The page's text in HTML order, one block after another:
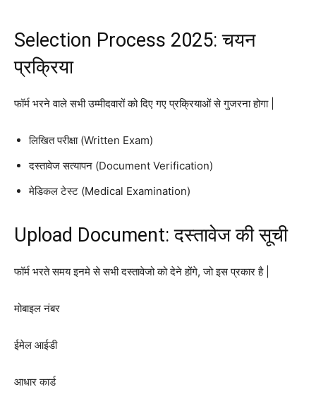
Selection Process 2025: चयन
प्रक्रिया
फॉर्म भरने वाले सभी उम्मीदवारों को दिए गए प्रक्रियाओं से गुजरना होगा |
लिखित परीक्षा (Written Exam)
दस्तावेज सत्यापन (Document Verification)
मेडिकल टेस्ट (Medical Examination)
Upload Document: दस्तावेज की सूची
फॉर्म भरते समय इनमे से सभी दस्तावेजो को देने होंगे, जो इस प्रकार है |
मोबाइल नंबर
ईमेल आईडी
आधार कार्ड